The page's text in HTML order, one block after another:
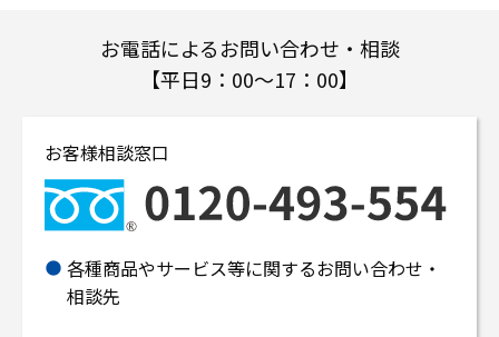
お電話によるお問い合わせ・相談
【平日9：00～17：00】
お客様相談窓口
各種商品やサービス等に関するお問い合わせ・
相談先